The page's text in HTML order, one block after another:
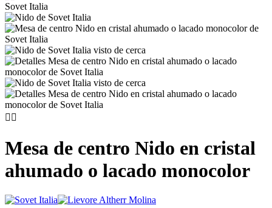
 
Mesa de centro Nido en cristal
ahumado o lacado monocolor